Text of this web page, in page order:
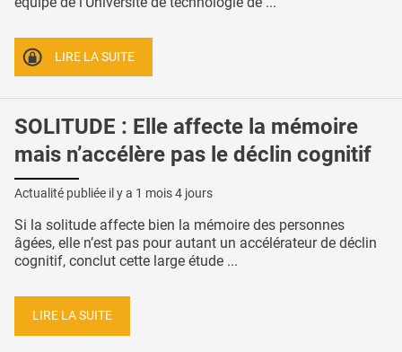
LIRE LA SUITE
SOLITUDE : Elle affecte la mémoire
mais n’accélère pas le déclin cognitif
Actualité publiée il y a 1 mois 4 jours
Si la solitude affecte bien la mémoire des personnes
âgées, elle n’est pas pour autant un accélérateur de déclin
cognitif, conclut cette large étude ...
LIRE LA SUITE